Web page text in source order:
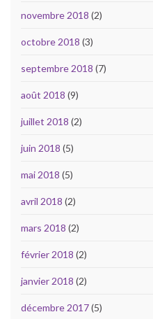
novembre 2018 (2)
octobre 2018 (3)
septembre 2018 (7)
août 2018 (9)
juillet 2018 (2)
juin 2018 (5)
mai 2018 (5)
avril 2018 (2)
mars 2018 (2)
février 2018 (2)
janvier 2018 (2)
décembre 2017(5)